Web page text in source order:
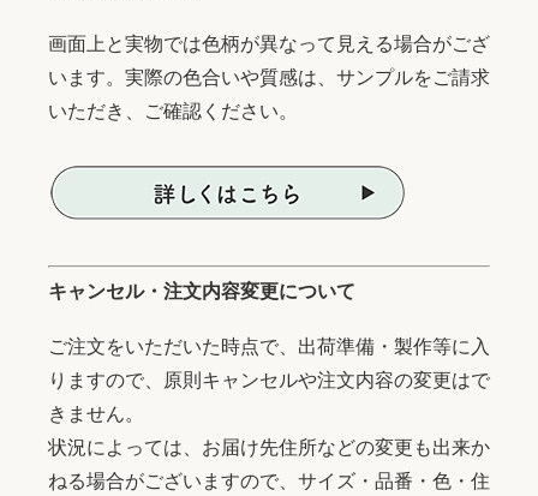
画面上と実物では色柄が異なって見える場合がござ
います。実際の色合いや質感は、サンプルをご請求
いただき、ご確認ください。
キャンセル・注文内容変更について
ご注文をいただいた時点で、出荷準備・製作等に入
りますので、原則キャンセルや注文内容の変更はで
きません。
状況によっては、お届け先住所などの変更も出来か
ねる場合がございますので、サイズ・品番・色・住